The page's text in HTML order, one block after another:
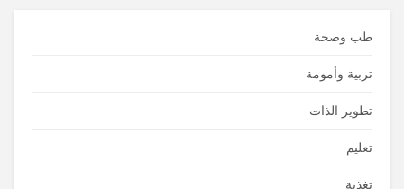
طب وصحة
تربية وأمومة
تطوير الذات
تعليم
تغذية